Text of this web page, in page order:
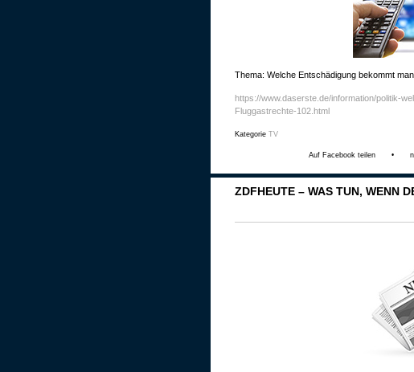
Thema: Welche Entschädigung bekommt
https://www.daserste.de/information/politik-
Fluggastrechte-102.html
Kategorie TV
Auf Facebook teilen •
ZDFHEUTE – WAS TUN, WENN